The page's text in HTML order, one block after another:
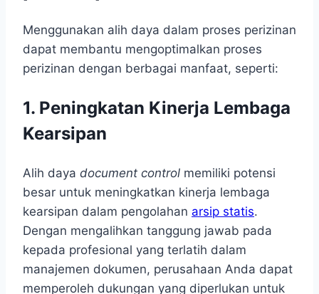
Menggunakan alih daya dalam proses perizinan
dapat membantu mengoptimalkan proses
perizinan dengan berbagai manfaat, seperti:
1. Peningkatan Kinerja Lembaga
Kearsipan
Alih daya document control memiliki potensi
besar untuk meningkatkan kinerja lembaga
kearsipan dalam pengolahan arsip statis.
Dengan mengalihkan tanggung jawab pada
kepada profesional yang terlatih dalam
manajemen dokumen, perusahaan Anda dapat
memperoleh dukungan yang diperlukan untuk